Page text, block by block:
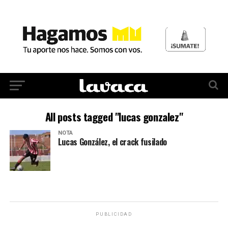
All posts tagged "lucas gonzalez"
NOTA
Lucas González, el crack fusilado
PUBLICIDAD